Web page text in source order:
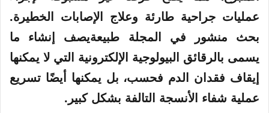
عمليات جراحية طارئة وعلاج الإصابات الخطيرة.
بحث منشور في المجلة طبيعةيصف إنشاء ما
يسمى بالرقائق البيولوجية الإلكترونية التي لا يمكنها
إيقاف فقدان الدم فحسب، بل يمكنها أيضًا تسريع
عملية شفاء الأنسجة التالفة بشكل كبير.